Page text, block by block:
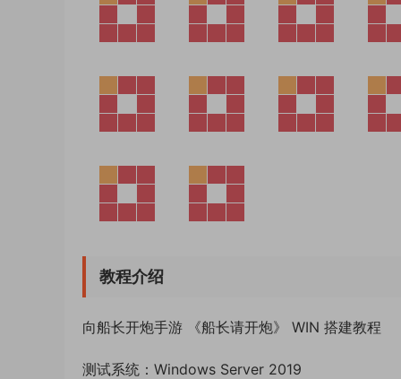
教程介绍
向船长开炮手游 《船长请开炮》 WIN 搭建教程
测试系统：Windows Server 2019